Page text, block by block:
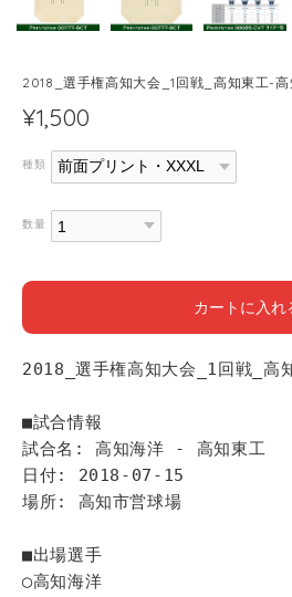
2018_選手権高知大会_1回戦_高知東工-高
¥1,500
種類
数量
カートに入れ
2018_選手権高知大会_1回戦_高
■試合情報
試合名: 高知海洋 - 高知東工
日付: 2018-07-15
場所: 高知市営球場
■出場選手
◯高知海洋